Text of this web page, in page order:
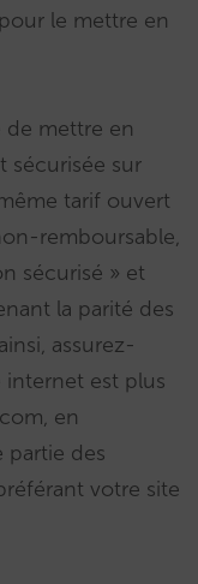
le mettre en
de mettre en
sécurisée sur
tarif ouvert
remboursable,
sécurisé » et
la parité des
assurez-
est plus
en
partie des
votre site